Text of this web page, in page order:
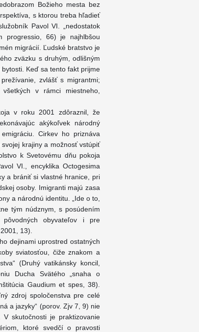
Božieho mesta bez
s ktorou treba hľadieť
Pavol VI. „nedostatok
progressio, 66) je najhlbšou
migrácií. Ľudské bratstvo je
zväzku s druhým, odlišným
Keď sa tento fakt prijme
zvlášť s migrantmi;
v rámci miestneho,
v roku 2001 zdôraznil, že
akýkoľvek národný
Cirkev ho priznáva
krajiny a možnosť vstúpiť
k Svetovému dňu pokoja
VI., encyklika Octogesima
a brániť si vlastné hranice, pri
osoby. Imigranti majú zasa
a národnú identitu. „Ide o to,
tým núdznym, s posúdením
obyvateľov i pre
13).
dejinami uprostred ostatných
sviatosťou, čiže znakom a
(Druhý vatikánsky koncil,
Ducha Svätého „snaha o
Gaudium et spes, 38).
zdroj spoločenstva pre celé
a jazyky“ (porov. Zjv 7, 9) nie
V skutočnosti je praktizovanie
ktoré svedčí o pravosti